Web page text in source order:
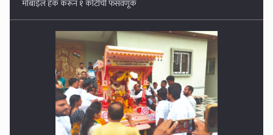
मोबाईल हॅक करून १ कोटीची फसवणूक